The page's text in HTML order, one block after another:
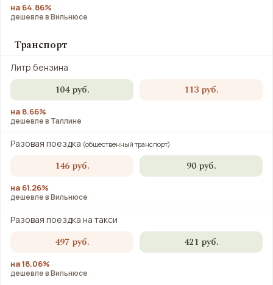
на 64.86%
дешевле в Вильнюсе
Транспорт
Литр бензина
104 руб. 113 руб.
на 8.66%
дешевле в Таллине
Разовая поездка (общественный транспорт)
146 руб. 90 руб.
на 61.26%
дешевле в Вильнюсе
Разовая поездка на такси
497 руб. 421 руб.
на 18.06%
дешевле в Вильнюсе